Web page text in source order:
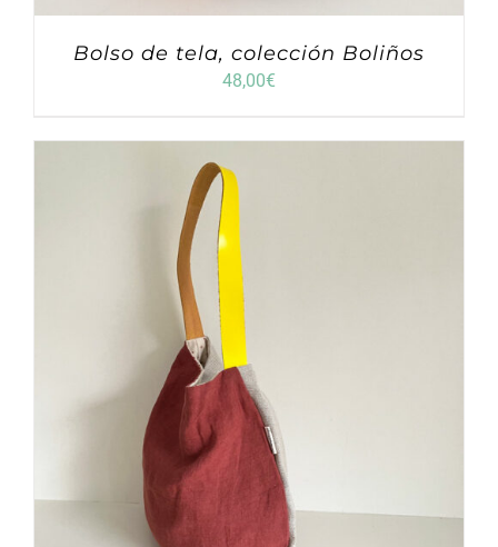
Bolso de tela, colección Boliños
48,00€